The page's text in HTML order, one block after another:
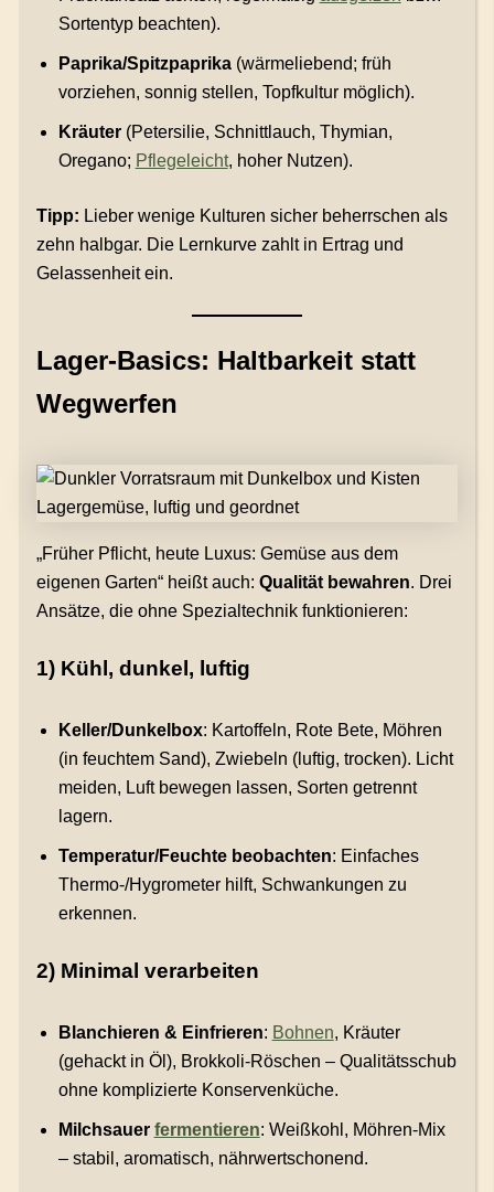
Sortentyp beachten).
Paprika/Spitzpaprika(wärmeliebend; früh
vorziehen, sonnig stellen, Topfkultur möglich).
Kräuter(Petersilie, Schnittlauch, Thymian,
Oregano; Pflegeleicht, hoher Nutzen).
Tipp: Lieber wenige Kulturen sicher beherrschen als
zehn halbgar. Die Lernkurve zahlt in Ertrag und
Gelassenheit ein.
Lager-Basics: Haltbarkeit statt
Wegwerfen
„Früher Pflicht, heute Luxus: Gemüse aus dem
eigenen Garten“ heißt auch: Qualität bewahren. Drei
Ansätze, die ohne Spezialtechnik funktionieren:
1) Kühl, dunkel, luftig
Keller/Dunkelbox: Kartoffeln, Rote Bete, Möhren
(in feuchtem Sand), Zwiebeln (luftig, trocken). Licht
meiden, Luft bewegen lassen, Sorten getrennt
lagern.
Temperatur/Feuchte beobachten: Einfaches
Thermo-/Hygrometer hilft, Schwankungen zu
erkennen.
2) Minimal verarbeiten
Blanchieren & Einfrieren: Bohnen, Kräuter
(gehackt in Öl), Brokkoli-Röschen – Qualitätsschub
ohne komplizierte Konservenküche.
Milchsauer fermentieren: Weißkohl, Möhren-Mix
– stabil, aromatisch, nährwertschonend.